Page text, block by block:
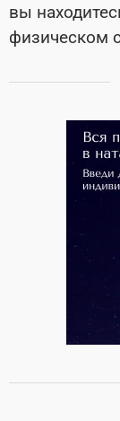
вы
физическом